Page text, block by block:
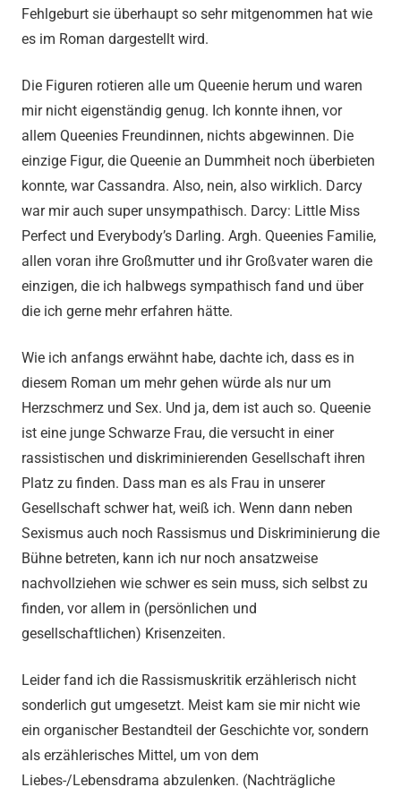
Fehlgeburt sie überhaupt so sehr mitgenommen hat wie
es im Roman dargestellt wird.
Die Figuren rotieren alle um Queenie herum und waren
mir nicht eigenständig genug. Ich konnte ihnen, vor
allem Queenies Freundinnen, nichts abgewinnen. Die
einzige Figur, die Queenie an Dummheit noch überbieten
konnte, war Cassandra. Also, nein, also wirklich. Darcy
war mir auch super unsympathisch. Darcy: Little Miss
Perfect und Everybody’s Darling. Argh. Queenies Familie,
allen voran ihre Großmutter und ihr Großvater waren die
einzigen, die ich halbwegs sympathisch fand und über
die ich gerne mehr erfahren hätte.
Wie ich anfangs erwähnt habe, dachte ich, dass es in
diesem Roman um mehr gehen würde als nur um
Herzschmerz und Sex. Und ja, dem ist auch so. Queenie
ist eine junge Schwarze Frau, die versucht in einer
rassistischen und diskriminierenden Gesellschaft ihren
Platz zu finden. Dass man es als Frau in unserer
Gesellschaft schwer hat, weiß ich. Wenn dann neben
Sexismus auch noch Rassismus und Diskriminierung die
Bühne betreten, kann ich nur noch ansatzweise
nachvollziehen wie schwer es sein muss, sich selbst zu
finden, vor allem in (persönlichen und
gesellschaftlichen) Krisenzeiten.
Leider fand ich die Rassismuskritik erzählerisch nicht
sonderlich gut umgesetzt. Meist kam sie mir nicht wie
ein organischer Bestandteil der Geschichte vor, sondern
als erzählerisches Mittel, um von dem
Liebes-/Lebensdrama abzulenken. (Nachträgliche